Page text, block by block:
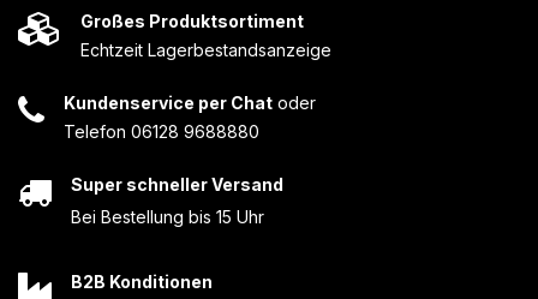
Großes Produktsortiment
Echtzeit Lagerbestandsanzeige
Kundenservice per Chat oder
Telefon 06128 9688880
Super schneller Versand
Bei Bestellung bis 15 Uhr
B2B Konditionen